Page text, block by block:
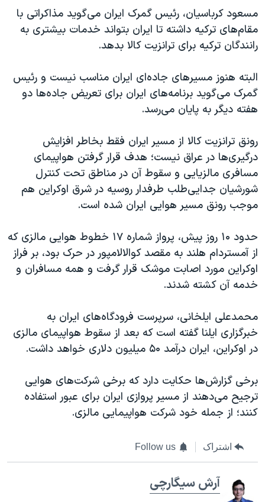
مسعود کرباسیان، رئیس گمرک ایران می‌گوید مذاکراتی با
مقام‌های ترکیه داشته تا ایران بتواند خدمات بیشتری به
رانندگان ترکیه برای ترانزیت کالا بدهد.
البته هنوز مسیرهای جاده‌ای ایران مناسب نیست و رئیس
گمرک می‌گوید برنامه‌های ایران برای تعریض جاده‌ها دو
هفته دیگر به پایان می‌رسد.
رونق ترانزیت کالا از مسیر ایران فقط بخاطر افزایش
درگیری‌ها در عراق نیست؛ هدف قرار گرفتن هواپیمای
مسافری مالزیایی و سقوط آن در مناطق تحت کنترل
شورشیان جدایی‌طلب طرفدار روسیه در شرق اوکراین هم
موجب رونق مسیر هوایی ایران شده است.
حدود ۱۰ روز پیش، پرواز شماره ۱۷ خطوط هوایی مالزی که
از آمستردام هلند به مقصد کوالالامپور در حرک بود، بر فراز
اوکراین مورد اصابت موشک قرار گرفت و همه مسافران و
خدمه آن کشته شدند.
محمدعلی ایلخانی، سرپرست فرودگاه‌های ایران به
خبرگزاری ایلنا گفته است که بعد از سقوط هواپیمای مالزی
در اوکراین، ایران درآمد ۵۰ میلیون دلاری خواهد داشت.
برخی گزارش‌ها حکایت دارد که برخی شرکت‌های هوایی
ترجیح می‌دهند از مسیر پروازی ایران برای عبور استفاده
کنند؛ از جمله خود شرکت هواپیمایی مالزی.
اشتراک Follow us
آرش سيگارچی